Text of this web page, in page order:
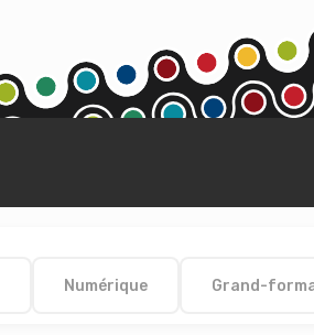
Numérique Grand-